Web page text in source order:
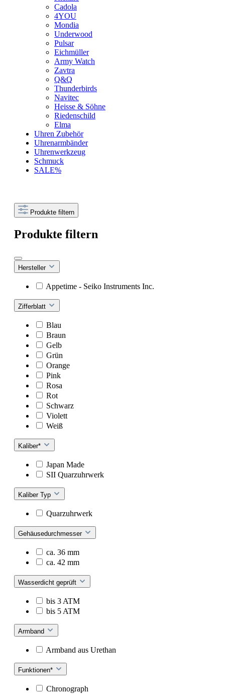
Cadola
4YOU
Mondia
Underwood
Pulsar
Eichmüller
Army Watch
Zavtra
Q&Q
Thunderbirds
Navitec
Heisse & Söhne
Riedenschild
Elma
Uhren Zubehör
Uhrenarmbänder
Uhrenwerkzeug
Schmuck
SALE%
Produkte filtern
Produkte filtern
Hersteller
Appetime - Seiko Instruments Inc.
Zifferblatt
Blau
Braun
Gelb
Grün
Orange
Pink
Rosa
Rot
Schwarz
Violett
Weiß
Kaliber*
Japan Made
SII Quarzuhrwerk
Kaliber Typ
Quarzuhrwerk
Gehäusedurchmesser
ca. 36 mm
ca. 42 mm
Wasserdicht geprüft
bis 3 ATM
bis 5 ATM
Armband
Armband aus Urethan
Funktionen*
Chronograph